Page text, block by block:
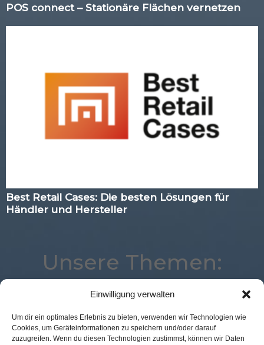
Einwilligung verwalten
Um dir ein optimales Erlebnis zu bieten, verwenden wir Technologien wie
Cookies, um Geräteinformationen zu speichern und/oder darauf
zuzugreifen. Wenn du diesen Technologien zustimmst, können wir Daten
POS connect – Stationäre Flächen vernetzen
Best Retail Cases: Die besten Lösungen für
Händler und Hersteller
Unsere Themen:
Studie Expertenwissen Loyalty
Advertising
Kassenlose Läden
eCommerce